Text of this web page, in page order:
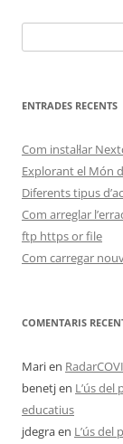
ENTRADES RECENTS
Com instal·lar
Explorant el Món
Diferents tipus
Com arreglar
ftp https or file
Com carregar
COMENTARIS
Marien
benetjen L’ús
educatius
jdegraen L’ús del